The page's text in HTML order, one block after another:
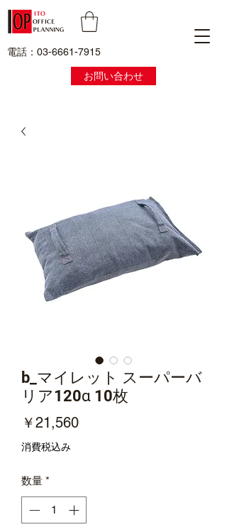
電話：03-6661-7915
お問い合わせ
b_マイレット スーパーバ
リア120α 10枚
￥21,560価
消費税込み
数量 *